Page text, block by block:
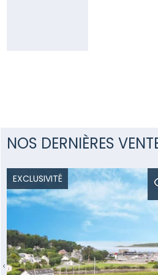
NOS DERNIÈRES
EXCLUSIVITÉ